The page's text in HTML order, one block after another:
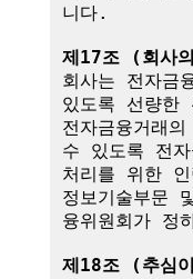
니다.
제17조 (회사
회사는 전자금
있도록 선량한
전자금융거래
수 있도록 전
처리를 위한
정보기술부문
융위원회가 정
제18조 (추심